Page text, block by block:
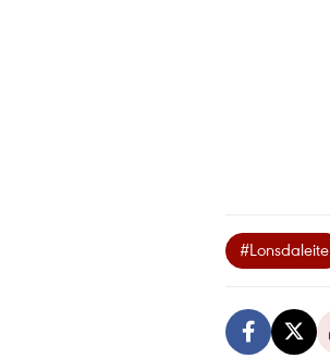
#Lonsdaleite